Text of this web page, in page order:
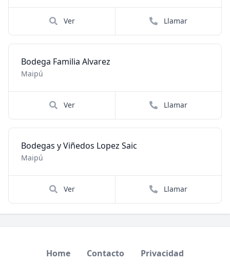
Ver Llamar
Bodega Familia Alvarez
Maipú
Ver Llamar
Bodegas y Viñedos Lopez Saic
Maipú
Ver Llamar
Home Contacto Privacidad